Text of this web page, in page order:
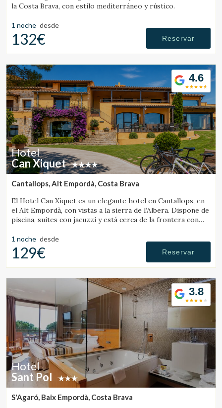
la Costa Brava, con estilo mediterráneo y rústico.
1 noche desde
132€ Reservar
4.6
Hotel
Can Xiquet
Cantallops, Alt Empordà, Costa Brava
El Hotel Can Xiquet es un elegante hotel en Cantallops, en
el Alt Empordà, con vistas a la sierra de l’Albera. Dispone de
piscina, suites con jacuzzi y está cerca de la frontera con
1 noche desde
129€ Reservar
3.8
Hotel
Sant Pol
S'Agaró, Baix Empordà, Costa Brava